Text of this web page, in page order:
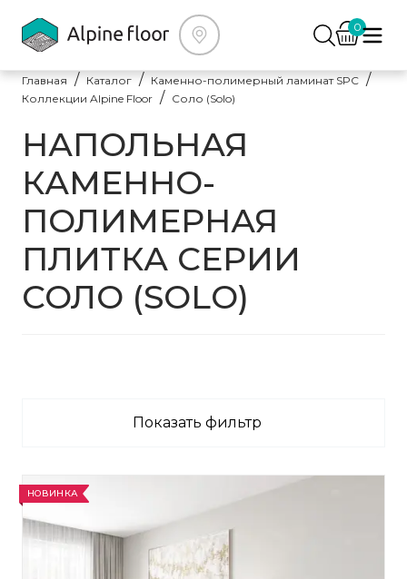
0
Главная Каталог
Каменно-полимерный ламинат SPC
Коллекции Alpine Floor
Соло (Solo)
НАПОЛЬНАЯ
КАМЕННО-
ПОЛИМЕРНАЯ
ПЛИТКА СЕРИИ
СОЛО (SOLO)
Показать фильтр
НОВИНКА